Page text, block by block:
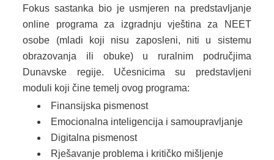
Fokus sastanka bio je usmjeren na predstavljanje
online programa za izgradnju vještina za NEET
osobe (mladi koji nisu zaposleni, niti u sistemu
obrazovanja ili obuke) u ruralnim područjima
Dunavske regije. Učesnicima su predstavljeni
moduli koji čine temelj ovog programa:
Finansijska pismenost
Emocionalna inteligencija i samoupravljanje
Digitalna pismenost
Rješavanje problema i kritičko mišljenje